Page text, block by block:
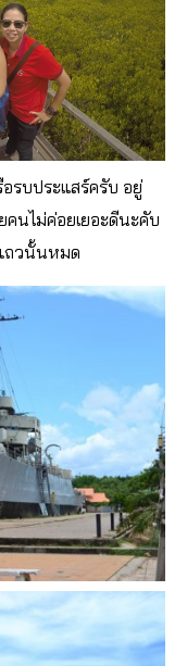
อรบประแสร์ครับ อยู่
นไม่ค่อยเยอะดีนะคับ
ถวนั้นหมด